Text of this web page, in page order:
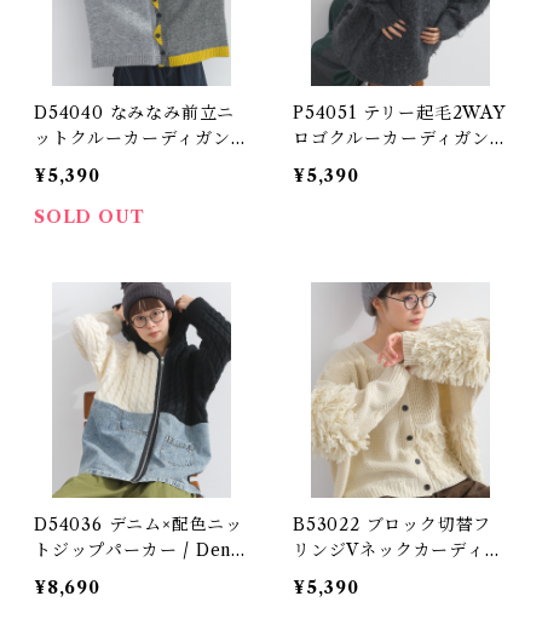
D54040 なみなみ前立ニ
ットクルーカーディガン /
Wavy Placket Knit Cre
w Cardigan 【re-stoc
k】
¥5,390
SOLD OUT
P54051 テリー起毛2WAY
ロゴクルーカーディガン /
Terry Brushed 2-Way L
ogo Crew Cardigan (残
¥5,390
D54036 デニム×配色ニッ
トジップパーカー / Deni
m × Contrast Knit Zip
Hoodie
¥8,690
B53022 ブロック切替フ
リンジVネックカーディガ
ン / Acrylic 5G 4PLY Bl
ock Panel Fringe V-Ne
¥5,390